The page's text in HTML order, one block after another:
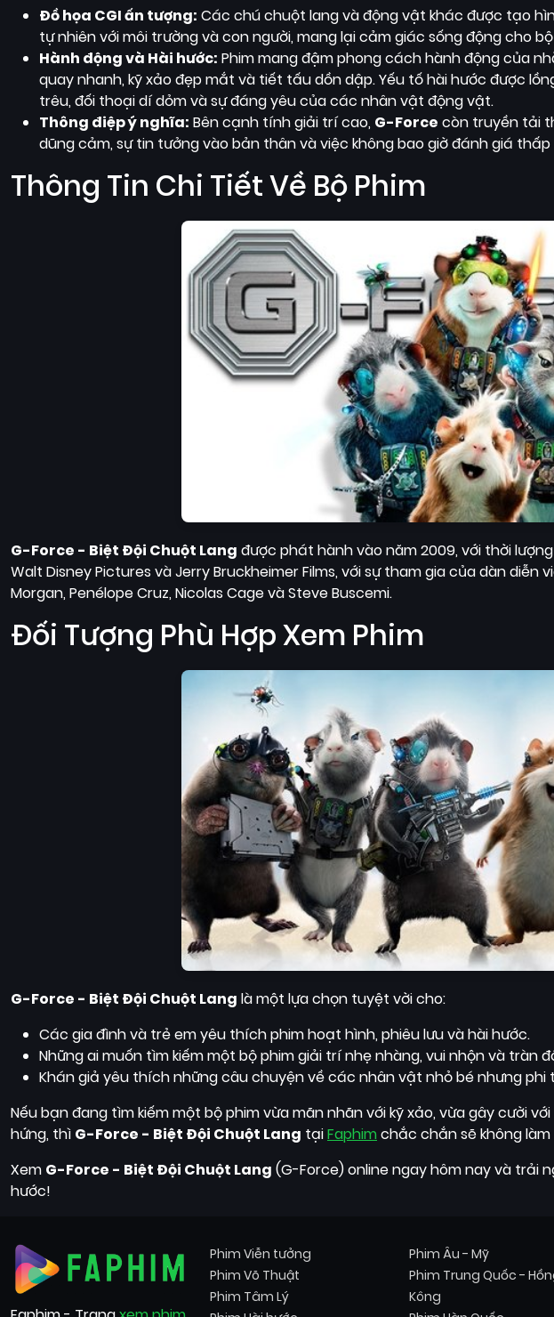
Đồ họa CGI ấn tượng: Các chú chuột lang và động vật khác được tạo
tự nhiên với môi trường và con người, mang lại cảm giác sống động cho
Hành động và Hài hước: Phim mang đậm phong cách hành động của
quay nhanh, kỹ xảo đẹp mắt và tiết tấu dồn dập. Yếu tố hài hước được
trêu, đối thoại dí dỏm và sự đáng yêu của các nhân vật động vật.
Thông điệp ý nghĩa: Bên cạnh tính giải trí cao, G-Force còn truyền tải
dũng cảm, sự tin tưởng vào bản thân và việc không bao giờ đánh giá
Thông Tin Chi Tiết Về Bộ Phim
G-Force - Biệt Đội Chuột Lang được phát hành vào năm 2009, với thời
Walt Disney Pictures và Jerry Bruckheimer Films, với sự tham gia của dàn diễn
Morgan, Penélope Cruz, Nicolas Cage và Steve Buscemi.
Đối Tượng Phù Hợp Xem Phim
G-Force - Biệt Đội Chuột Lang là một lựa chọn tuyệt vời cho:
Các gia đình và trẻ em yêu thích phim hoạt hình, phiêu lưu và hài hước.
Những ai muốn tìm kiếm một bộ phim giải trí nhẹ nhàng, vui nhộn và tràn
Khán giả yêu thích những câu chuyện về các nhân vật nhỏ bé nhưng phi
Nếu bạn đang tìm kiếm một bộ phim vừa mãn nhãn với kỹ xảo, vừa gây cười
hứng, thì G-Force - Biệt Đội Chuột Lang tạiFaphimchắc chắn sẽ không
Xem G-Force - Biệt Đội Chuột Lang (G-Force) online ngay hôm nay và trải
hước!
Phim Viễn tưởng
Phim Võ Thuật
Phim Tâm Lý
Phim Âu - Mỹ
Phim Trung Quốc -
Kông